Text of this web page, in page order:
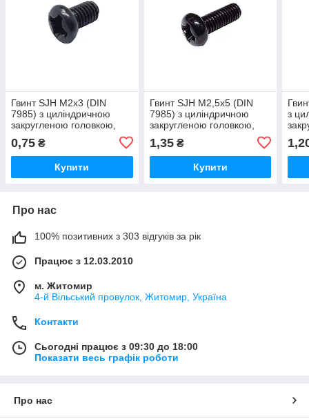
Гвинт SJH М2х3 (DIN
7985) з циліндричною
закругленою головкою,
0,75 ₴
Купити
Гвинт SJH М2,5х5 (DIN
7985) з циліндричною
закругленою головкою,
1,35₴
Купити
з
Про нас
100% позитивних з 303 відгуків за рік
Працює з 12.03.2010
м. Житомир
4-й Вільський провулок, Житомир, Україна
Контакти
Сьогодні працює з 09:30 до 18:00
Показати весь графік роботи
Про нас